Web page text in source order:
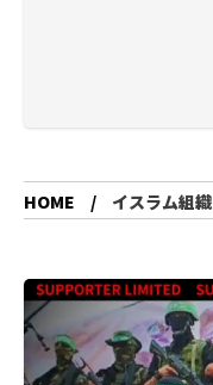
HOME イスラム組織